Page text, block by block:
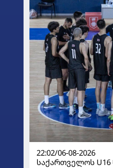
22:02/06-08-2026
საქართველოს